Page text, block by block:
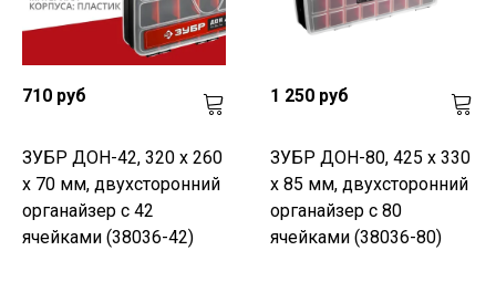
710 руб
ЗУБР ДОН-42, 320 х 260
х 70 мм, двухсторонний
органайзер с 42
ячейками (38036-42)
1 250 руб
ЗУБР ДОН-80, 425 х 330
х 85 мм, двухсторонний
органайзер с 80
ячейками (38036-80)